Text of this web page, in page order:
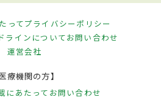
ってプライバシーポリシー
ラインについてお問い合わせ
運営会社
医療機関の方】
にあたって お問い合わせ